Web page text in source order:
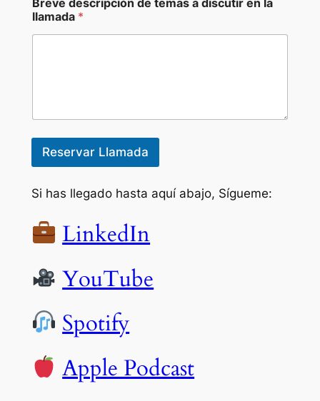
llamada *
Reservar Llamada
Si has llegado hasta aquí abajo, Sígueme:
LinkedIn
YouTube
Spotify
Apple Podcast